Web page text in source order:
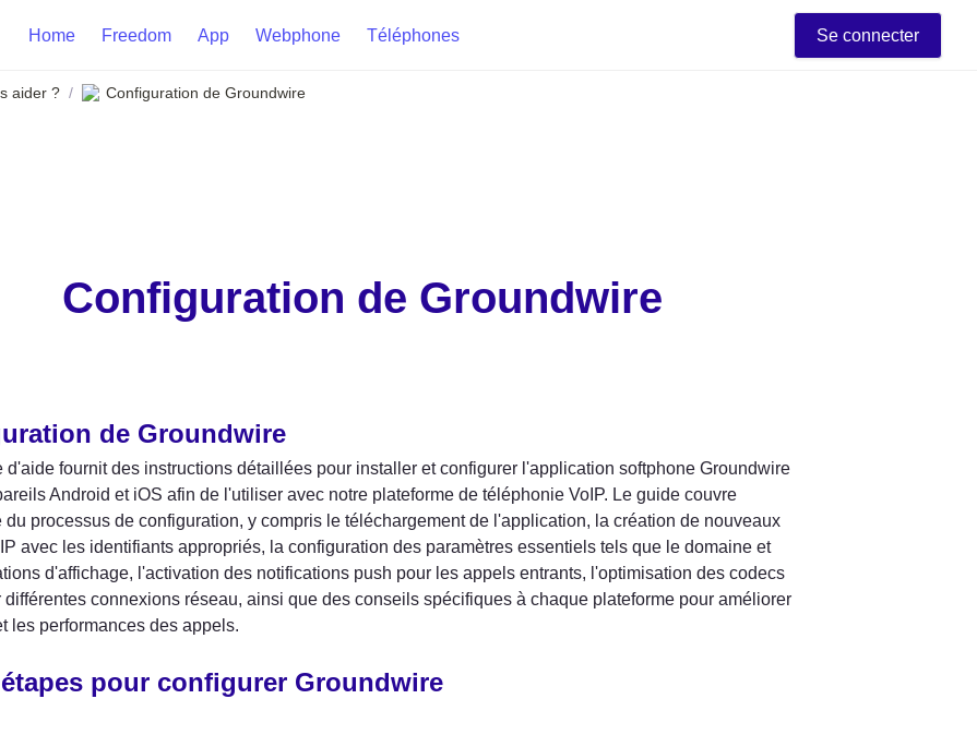
Home Freedom App Webphone Téléphones Se connecter
aider ? / Configuration de Groundwire
Configuration de Groundwire
de Groundwire
d'aide fournit des instructions détaillées pour installer et configurer l'application softphone Groundwire
Android et iOS afin de l'utiliser avec notre plateforme de téléphonie VoIP. Le guide couvre
du processus de configuration, y compris le téléchargement de l'application, la création de nouveaux
avec les identifiants appropriés, la configuration des paramètres essentiels tels que le domaine et
d'affichage, l'activation des notifications push pour les appels entrants, l'optimisation des codecs
différentes connexions réseau, ainsi que des conseils spécifiques à chaque plateforme pour améliorer
les performances des appels.
pour configurer Groundwire